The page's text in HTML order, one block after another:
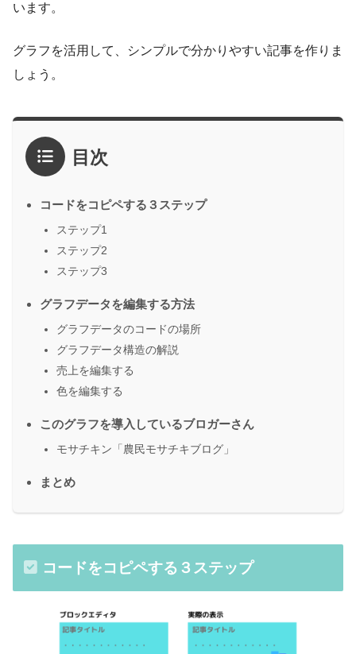
います。
グラフを活用して、シンプルで分かりやすい記事を作りま
しょう。
目次
コードをコピペする３ステップ
ステップ1
ステップ2
ステップ3
グラフデータを編集する方法
グラフデータのコードの場所
グラフデータ構造の解説
売上を編集する
色を編集する
このグラフを導入しているブロガーさん
モサチキン「農民モサチキブログ」
まとめ
コードをコピペする３ステップ